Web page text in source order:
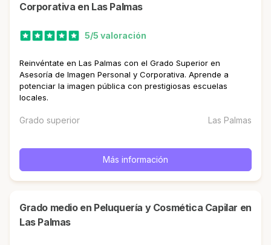
Corporativa en Las Palmas
5/5 valoración
Reinvéntate en Las Palmas con el Grado Superior en
Asesoría de Imagen Personal y Corporativa. Aprende a
potenciar la imagen pública con prestigiosas escuelas
locales.
Grado superior Las Palmas
Más información
Grado medio en Peluquería y Cosmética Capilar en
Las Palmas